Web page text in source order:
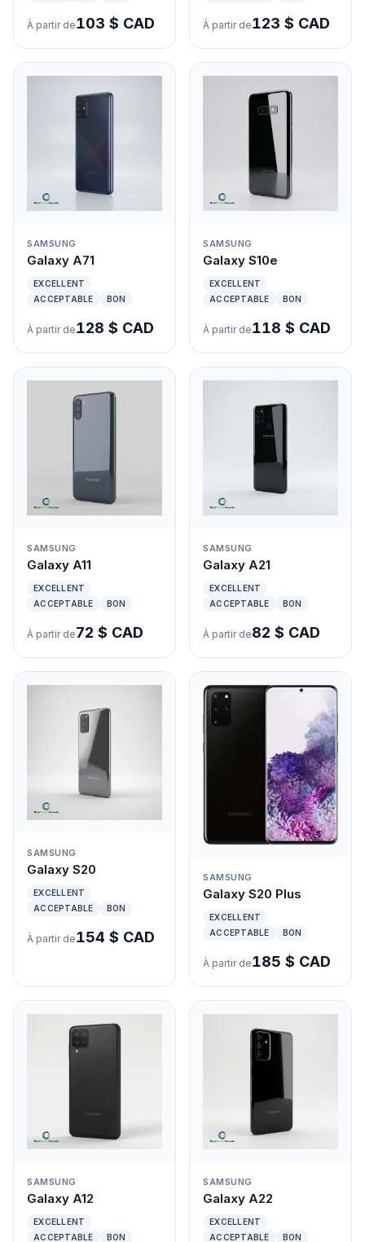
À partir de103 $ CAD À partir de123 $ CAD
SAMSUNG
Galaxy A71
EXCELLENT
ACCEPTABLE
BON
À partir de128 $ CAD
SAMSUNG
Galaxy S10e
EXCELLENT
ACCEPTABLE
BON
À partir de118 $ CAD
SAMSUNG
Galaxy A11
EXCELLENT
ACCEPTABLE
BON
À partir de72 $ CAD
SAMSUNG
Galaxy A21
EXCELLENT
ACCEPTABLE
BON
À partir de82 $ CAD
SAMSUNG
Galaxy S20
EXCELLENT
ACCEPTABLE
BON
À partir de154 $ CAD
SAMSUNG
Galaxy S20 Plus
EXCELLENT
ACCEPTABLE
BON
À partir de185 $ CAD
SAMSUNG
Galaxy A12
EXCELLENT
ACCEPTABLE
BON
SAMSUNG
Galaxy A22
EXCELLENT
ACCEPTABLE
BON